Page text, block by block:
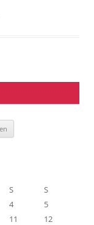
S
S
4
5
11
12